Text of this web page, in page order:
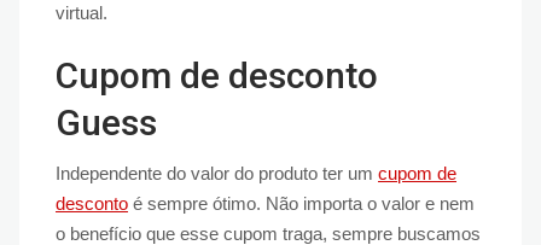
virtual.
Cupom de desconto
Guess
Independente do valor do produto ter um cupom de
desconto é sempre ótimo. Não importa o valor e nem
o benefício que esse cupom traga, sempre buscamos